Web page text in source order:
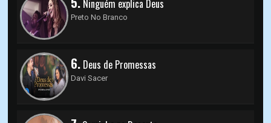
Ninguém explica Deus
Preto No Branco
6. Deus de Promessas
Davi Sacer